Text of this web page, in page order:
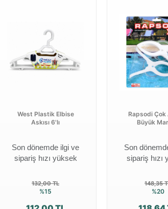
West Plastik Elbise
Askısı 6'lı
Son dönemde ilgi ve
sipariş hızı yüksek
132,00 TL
%15
Rapsodi Çok
Büyük
Son
sipariş hızı
148,35
%20